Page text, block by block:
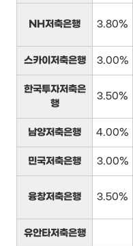
NH저축은행 3.80%
스카이저축은행 3.00%
한국투자저축은
행
3.50%
남양저축은행 4.00%
민국저축은행 3.00%
융창저축은행 3.50%
유안타저축은행